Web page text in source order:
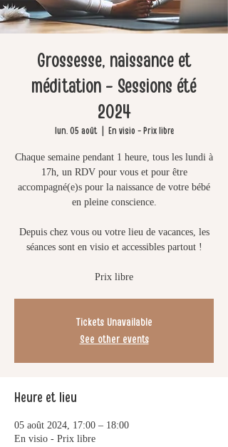
Grossesse, naissance et
méditation - Sessions été
2024
lun. 05 août
  |
En visio - Prix libre
Chaque semaine pendant 1 heure, tous les lundi à
17h, un RDV pour vous et pour être
accompagné(e)s pour la naissance de votre bébé
en pleine conscience.
Depuis chez vous ou votre lieu de vacances, les
séances sont en visio et accessibles partout !
Prix libre
Tickets Unavailable
See other events
Heure et lieu
05 août 2024, 17:00 – 18:00
En visio - Prix libre